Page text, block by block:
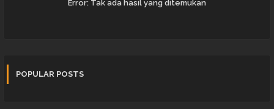
Error: Tak ada hasil yang ditemukan
POPULAR POSTS